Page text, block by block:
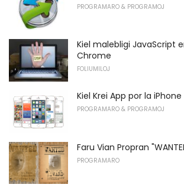
PROGRAMARO & PROGRAMOJ
Kiel malebligi JavaScript
Chrome
FOLIUMILOJ
Kiel Krei App por la iPhone
PROGRAMARO & PROGRAMOJ
Faru Vian Propran
PROGRAMARO